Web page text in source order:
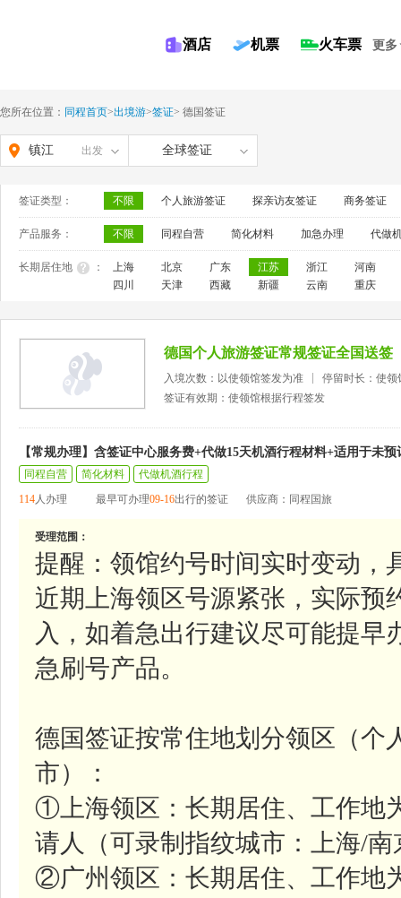
酒店 机票 火车票 更多
您所在位置： 同程首页>出境游>签证> 德国签证
镇江 出发 全球签证
签证类型： 不限 个人旅游签证 探亲访友签证 商务签证
产品服务： 不限 同程自营 简化材料 加急办理 代做
长期居住地 ： 上海 北京 广东 江苏 浙江
河南
四川
天津 西藏 新疆 云南 重庆
德国个人旅游签证常规签证全国送签
入境次数：以使领馆签发为准
停留时长：使领
签证有效期：使领馆根据行程签发
【常规办理】含签证中心服务费+代做15天机酒行程材料+适用于未
同程自营 简化材料
代做机酒行程
114人办理 最早可办理09-16出行的签证 供应商：同程国旅
受理范围：
提醒：领馆约号时间实时变动，
近期上海领区号源紧张，实际预
入，如着急出行建议尽可能提
急刷号产品。
德国签证按常住地划分领区（个
市）：
①上海领区：长期居住、工作地
请人（可录制指纹城市：上海/南
②广州领区：长期居住、工作地